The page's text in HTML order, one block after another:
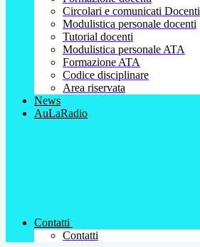
Circolari e comunicati Docenti
Modulistica personale docenti
Tutorial docenti
Modulistica personale ATA
Formazione ATA
Codice disciplinare
Area riservata
News
AuLaRadio
Contatti
Contatti